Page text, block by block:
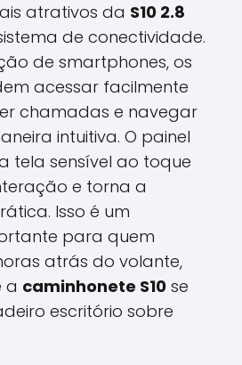
atrativos da S10 2.8
de conectividade.
de smartphones, os
acessar facilmente
chamadas e navegar
intuitiva. O painel
tela sensível ao toque
e torna a
Isso é um
para quem
atrás do volante,
a caminhonete S10 se
escritório sobre